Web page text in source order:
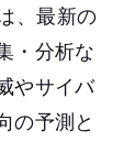
、最新の
・分析な
やサイバ
の予測と